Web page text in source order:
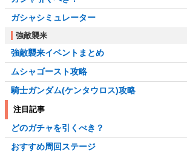
ガシャシミュレーター
強敵襲来
強敵襲来イベントまとめ
ムシャゴースト攻略
騎士ガンダム(ケンタウロス)攻略
注目記事
どのガチャを引くべき？
おすすめ周回ステージ